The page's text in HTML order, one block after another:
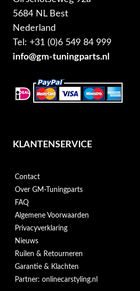
5684 NL Best
Nederland
Tel: +31 (0)6 549 84 999
info@gm-tuningparts.nl
KLANTENSERVICE
Contact
Over GM-Tuningparts
FAQ
Algemene Voorwaarden
Privacyverklaring
Nieuws
Ruilen & Retourneren
Garantie & Klachten
Partner: onlinecarstyling.nl